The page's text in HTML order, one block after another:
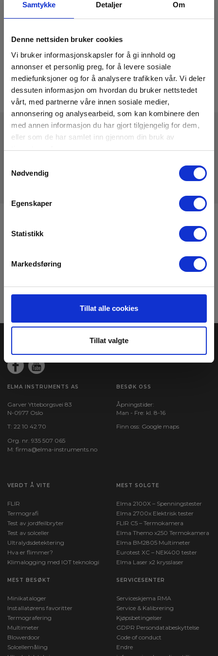
Samtykke Detaljer Om
Denne nettsiden bruker cookies
Vi bruker informasjonskapsler for å gi innhold og
annonser et personlig preg, for å levere sosiale
mediefunksjoner og for å analysere trafikken vår. Vi deler
dessuten informasjon om hvordan du bruker nettstedet
vårt, med partnerne våre innen sosiale medier,
annonsering og analysearbeid, som kan kombinere den
med annen informasjon du har gjort tilgjengelig for dem,
eller som de har samlet inn gjennom din bruk av
tjenestene deres.
Nødvendig
Egenskaper
Statistikk
Markedsføring
Tillat alle cookies
Tillat valgte
Hold deg oppdatert og få de gode tilbudene på mail
Les mer i vår
abonnementet på nyhetsbrevet via en link i nyhetsmailen.
ELMA INSTRUMENTS AS
Garver Ytteborgsvei 83
N-0977 Oslo
T: 22 10 42 70
Org. nr. 935 507 065
M: firma@elma-instruments.no​
BESØK OSS
Åpningstider:
Man - Fre: kl. 8-16
Finn oss: Google maps
VERDT Å VITE
FLIR
Termografi
Test av jordfeilbryter
Test av solceller
Ultralydsdetektering
Hva er flimmer?
Klimalogging med IOT teknologi
MEST SOLGTE
Elma 2100X – Spenningstester
Elma 2700x Elektrisk tester
FLIR C5 – Termokamera
Elma Themo x250 Termokamera
Elma BM2805 Multimeter
Eurotest XC – NEK400 tester
Elma Laser x2 krysslaser
MEST BESØKT
Minikataloger
Installatørens favoritter
Termografering
Multimeter
Blowerdoor
Solcellemåling
SERVICESENTER
Serviceskjema RMA
Service & Kalibrering
Kjøpsbetingelser
GDPR Persondatabeskyttelse
Code of conduct
Endre